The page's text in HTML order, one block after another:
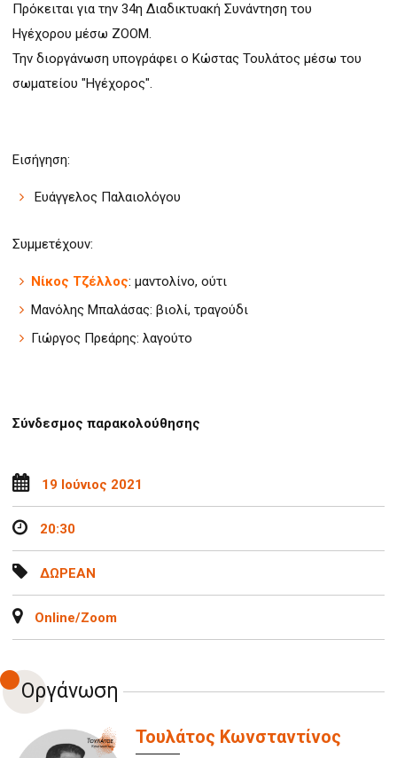
Πρόκειται για την 34ηΔιαδικτυακή Συνάντηση του
Ηγέχορου μέσω ΖΟΟΜ.
Την διοργάνωση υπογράφει ο Κώστας Τουλάτος μέσω του
σωματείου "Ηγέχορος".
Εισήγηση:
Ευάγγελος Παλαιολόγου
Συμμετέχουν:
Νίκος Τζέλλος:μαντολίνο, ούτι
Μανόλης Μπαλάσας: βιολί, τραγούδι
Γιώργος Πρεάρης: λαγούτο
Σύνδεσμος παρακολούθησης
19 Ιούνιος 2021
20:30
ΔΩΡΕΑΝ
Online/Zoom
Οργάνωση
Τουλάτος Κωνσταντίνος